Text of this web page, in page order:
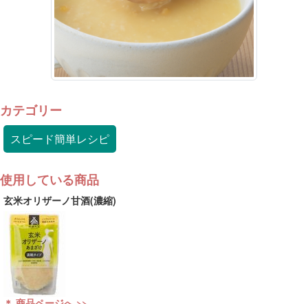
カテゴリー
スピード簡単レシピ
使用している商品
玄米オリザーノ甘酒(濃縮)